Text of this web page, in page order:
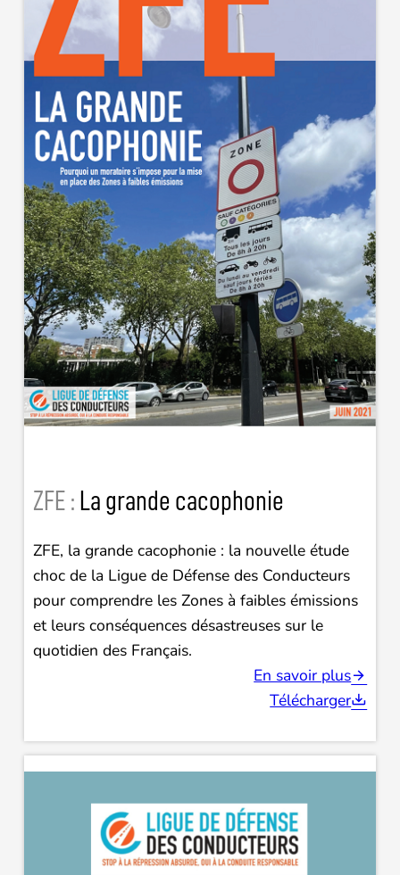
ZFE : La grande cacophonie
ZFE, la grande cacophonie : la nouvelle étude
choc de la Ligue de Défense des Conducteurs
pour comprendre les Zones à faibles émissions
et leurs conséquences désastreuses sur le
quotidien des Français.
En savoir plus
Télécharger